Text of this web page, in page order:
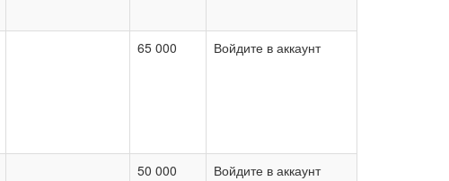
65 000 Войдите в аккаунт
50 000 Войдите в аккаунт